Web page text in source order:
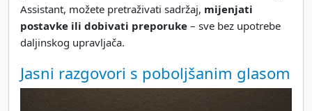
Assistant, možete pretraživati sadržaj, mijenjati
postavke ili dobivati preporuke – sve bez upotrebe
daljinskog upravljača.
Jasni razgovori s poboljšanim glasom